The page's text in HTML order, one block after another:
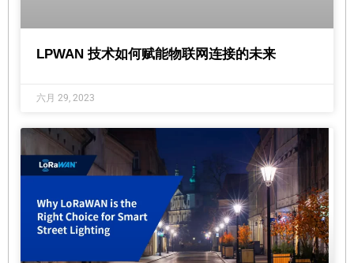
LPWAN 技术如何赋能物联网连接的未来
六月 29, 2023